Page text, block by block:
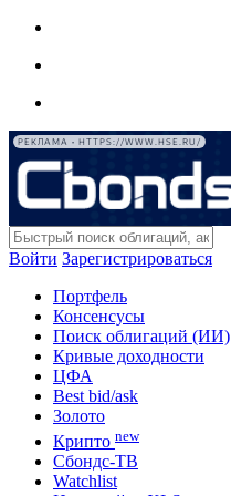
РЕКЛАМА • HTTPS://WWW.HSE.RU/
Войти Зарегистрироваться
Портфель
Консенсусы
Поиск облигаций (ИИ)
Кривые доходности
ЦФА
Best bid/ask
Золото
Крипто new
Сбондс-ТВ
Watchlist